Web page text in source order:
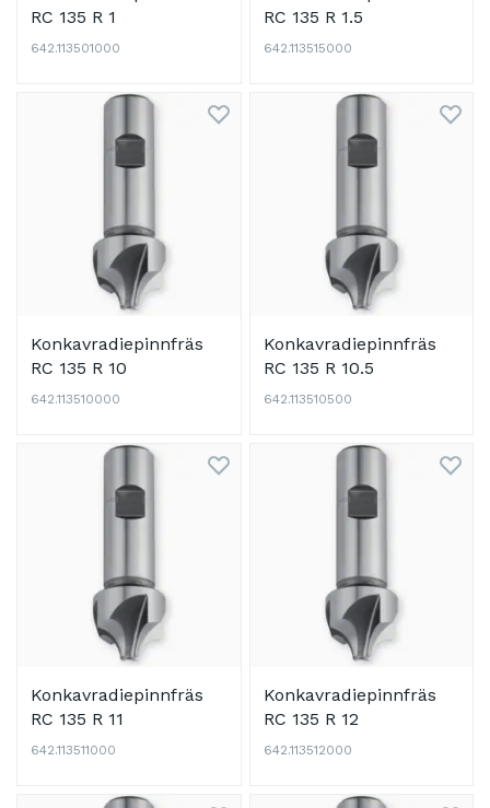
RC 135 R 1
642.113501000
RC 135 R 1.5
642.113515000
Konkavradiepinnfräs
RC 135 R 10
642.113510000
Konkavradiepinnfräs
RC 135 R 10.5
642.113510500
Konkavradiepinnfräs
RC 135 R 11
642.113511000
Konkavradiepinnfräs
RC 135 R 12
642.113512000